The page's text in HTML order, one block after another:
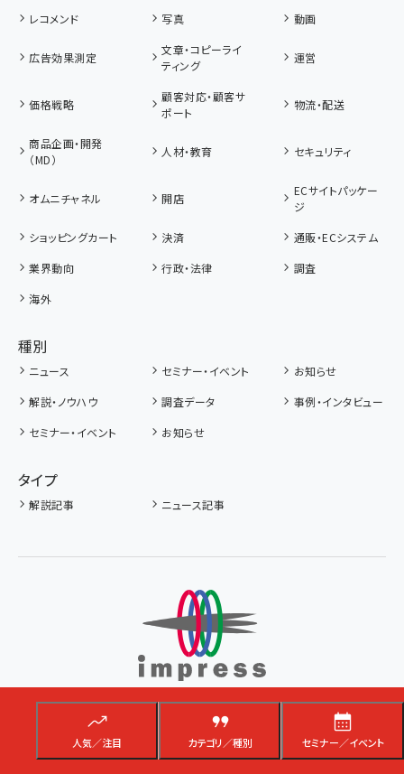
人気／注目 カテゴリ／種別 セミナー／イベント
レコメンド
写真 動画
広告効果測定
文章・コピーライ
ティング
運営
価格戦略
顧客対応・顧客サ
ポート
物流・配送
商品企画・開発
（MD）
人材・教育 セキュリティ
オムニチャネル 開店
ECサイトパッケー
ジ
ショッピングカート
決済
通販・ECシステム
業界動向
行政・法律
調査
海外
種別
ニュース セミナー・イベント
お知らせ
解説・ノウハウ
調査データ
事例・インタビュー
セミナー・イベント
お知らせ
タイプ
解説記事 ニュース記事